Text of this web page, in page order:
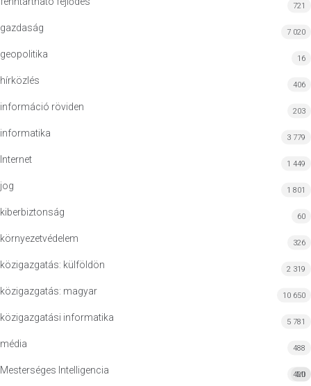
721
gazdaság 7 020
geopolitika 16
hírközlés 406
információ röviden 203
informatika 3 779
Internet 1 449
jog 1 801
kiberbiztonság 60
környezetvédelem 326
közigazgatás: külföldön 2 319
közigazgatás: magyar 10 650
közigazgatási informatika 5 781
média 488
Mesterséges Intelligencia MI
420